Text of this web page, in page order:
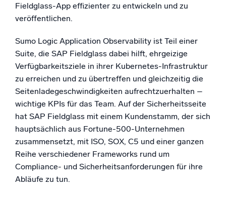
Fieldglass-App effizienter zu entwickeln und zu
veröffentlichen.
Sumo Logic Application Observability ist Teil einer
Suite, die SAP Fieldglass dabei hilft, ehrgeizige
Verfügbarkeitsziele in ihrer Kubernetes-Infrastruktur
zu erreichen und zu übertreffen und gleichzeitig die
Seitenladegeschwindigkeiten aufrechtzuerhalten –
wichtige KPIs für das Team. Auf der Sicherheitsseite
hat SAP Fieldglass mit einem Kundenstamm, der sich
hauptsächlich aus Fortune-500-Unternehmen
zusammensetzt, mit ISO, SOX, C5 und einer ganzen
Reihe verschiedener Frameworks rund um
Compliance- und Sicherheitsanforderungen für ihre
Abläufe zu tun.